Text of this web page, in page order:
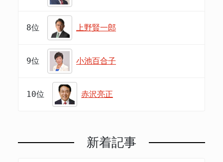
8位 上野賢一郎
9位 小池百合子
10位 赤沢亮正
新着記事